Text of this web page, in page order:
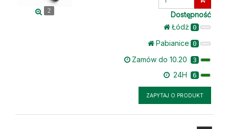
2
Dostępność
Łódż 0
Pabianice 0
Zamów do 10.20 3
24H 6
ZAPYTAJ O PRODUKT